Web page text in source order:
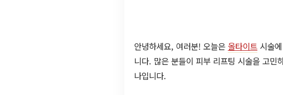
안녕하세요, 여러분! 오늘은 올타이트 시술
니다. 많은 분들이 피부 리프팅 시술을 고민
나입니다.